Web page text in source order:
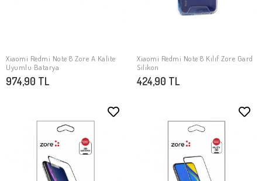
SEPETE EKLE
Xiaomi Redmi Note 8 Zore A Kalite
Uyumlu Batarya
974,90 TL
SEPETE EKLE
Xiaomi Redmi Note 8 Kılıf Zore Gard
Silikon
424,90 TL